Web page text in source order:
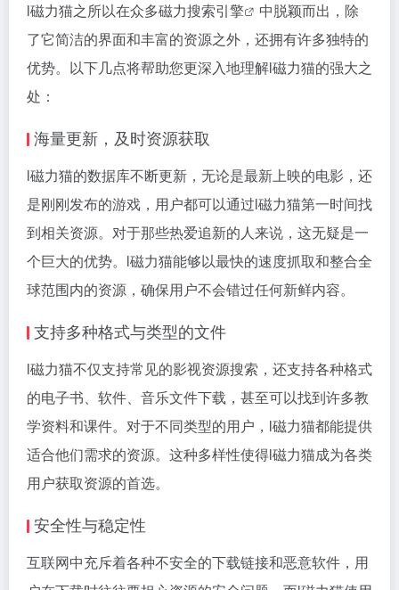
l磁力猫之所以在众多磁力搜索引擎
中脱颖而出，除
了它简洁的界面和丰富的资源之外，还拥有许多独特的
优势。以下几点将帮助您更深入地理解l磁力猫的强大之
处：
海量更新，及时资源获取
l磁力猫的数据库不断更新，无论是最新上映的电影，还
是刚刚发布的游戏，用户都可以通过l磁力猫第一时间找
到相关资源。对于那些热爱追新的人来说，这无疑是一
个巨大的优势。l磁力猫能够以最快的速度抓取和整合全
球范围内的资源，确保用户不会错过任何新鲜内容。
支持多种格式与类型的文件
l磁力猫不仅支持常见的影视资源搜索，还支持各种格式
的电子书、软件、音乐文件下载，甚至可以找到许多教
学资料和课件。对于不同类型的用户，l磁力猫都能提供
适合他们需求的资源。这种多样性使得l磁力猫成为各类
用户获取资源的首选。
安全性与稳定性
互联网中充斥着各种不安全的下载链接和恶意软件，用